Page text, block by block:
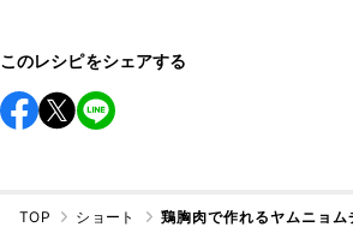
このレシピをシェアする
TOP ショート 鶏胸肉で作れるヤムニョム